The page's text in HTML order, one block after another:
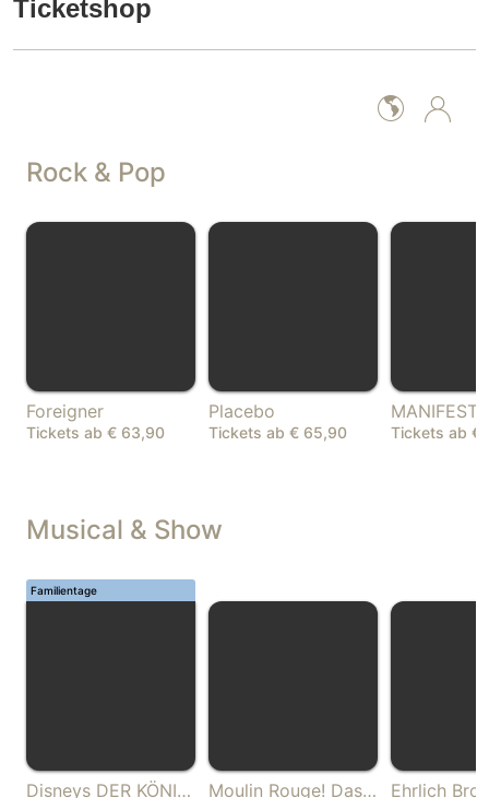
Ticketshop